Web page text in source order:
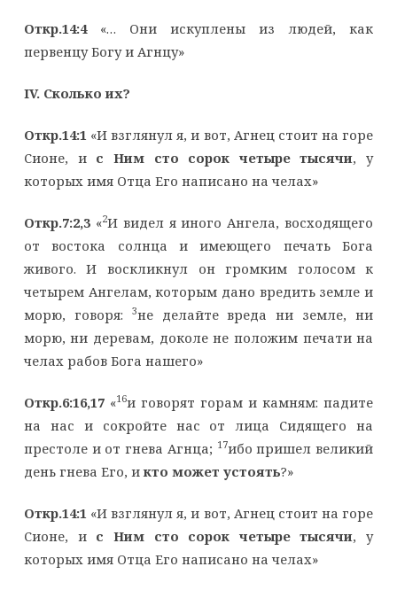
Откр.14:4«… Они искуплены из людей, как
первенцу Богу и Агнцу»
IV. Сколько их?
Откр.14:1 «И взглянул я, и вот, Агнец стоит на горе
Сионе, и с Ним сто сорок четыре тысячи, у
которых имя Отца Его написано на челах»
Откр.7:2,3«2И видел я иного Ангела, восходящего
от востока солнца и имеющего печать Бога
живого. И воскликнул он громким голосом к
четырем Ангелам, которым дано вредить земле и
морю, говоря:
3не делайте вреда ни земле, ни
морю, ни деревам, доколе не положим печати на
челах рабов Бога нашего»
Откр.6:16,17 «16и говорят горам и камням: падите
на нас и сокройте нас от лица Сидящего на
престоле и от гнева Агнца; 17ибо пришел великий
день гнева Его, икто может устоять?»
Откр.14:1 «И взглянул я, и вот, Агнец стоит на горе
Сионе, и с Ним сто сорок четыре тысячи, у
которых имя Отца Его написано на челах»